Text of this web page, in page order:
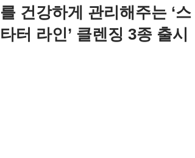
를 건강하게 관리해주는 ‘스
타터 라인’ 클렌징 3종 출시